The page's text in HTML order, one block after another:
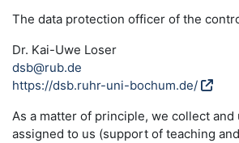
The data protection officer of the
Dr. Kai-Uwe Loser
dsb@rub.de
https://dsb.ruhr-uni-bochum.de/
As a matter of principle, we collect
assigned to us (support of teaching